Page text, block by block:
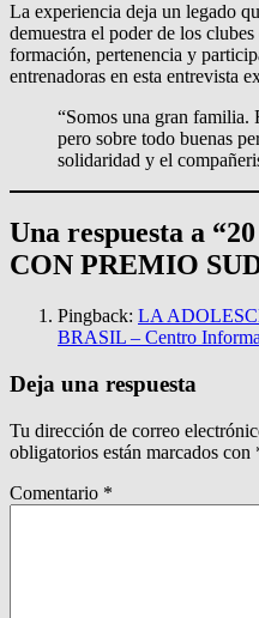
La experiencia deja un legado
demuestra el poder de los
formación, pertenencia y
entrenadoras en esta entrevista
“Somos una gran familia.
pero sobre todo buenas
solidaridad y el
Una respuesta a
CON PREMIO
Pingback: LA
BRASIL – Centro
Deja una respuesta
Tu dirección de correo
obligatorios están marcados con
Comentario *